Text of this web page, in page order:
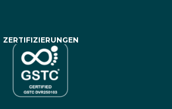
ZERTIFIZIERUNGEN